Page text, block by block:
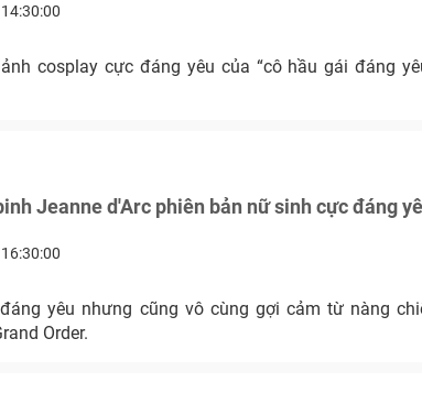
cosplay cực đáng yêu của “cô hầu gái đáng
Jeanne d'Arc phiên bản nữ sinh cực đáng
yêu nhưng cũng vô cùng gợi cảm từ nàng
Order.